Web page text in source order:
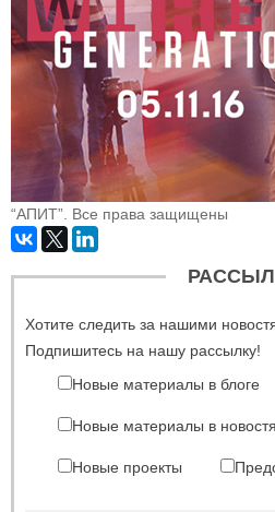
“АПИТ”. Все права защищены
Хотите следить за нашими
Подпишитесь на нашу рассылку!
Новые материалы в блоге
Новые материалы в
Новые проекты